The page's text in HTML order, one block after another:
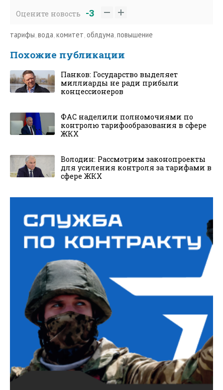
Оцените новость -3
тарифы,вода,комитет, облдума,повышение
Похожие публикации
Панков: Государство выделяет
миллиарды не ради прибыли
концессионеров
ФАС наделили полномочиями по
контролю тарифообразования в сфере
ЖКХ
Володин: Рассмотрим законопроекты
для усиления контроля за тарифами в
сфере ЖКХ